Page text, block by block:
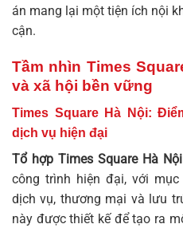
án mang lại một tiện ích nội
cận.
Tầm nhìn Times
và xã hội bền vững
Times Square Hà Nội:
dịch vụ hiện đại
Tổ hợp Times Square Hà Nội
công trình hiện đại, với
dịch vụ, thương mại và lưu
này được thiết kế để tạo ra